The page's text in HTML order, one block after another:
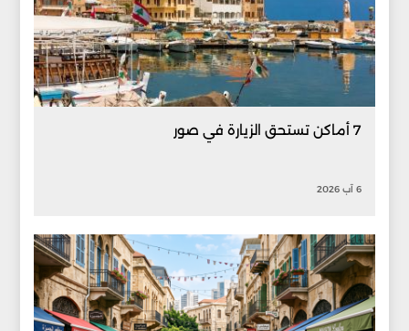
7 أماكن تستحق الزيارة في صور
6 آب 2026